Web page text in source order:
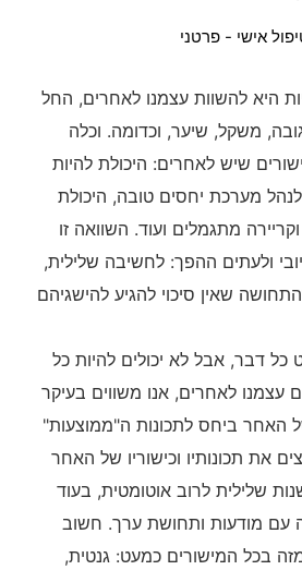
אישי - פרטני
היא להשוות עצמנו לאחרים, החל
משקל, שיער, וכדומה. וכלה
שיש לאחרים: היכולת להיות
לנהל מערכת יחסים טובה, היכולת
מתגמלים ועוד. השוואה זו
ולעתים ההפך: לחשיבה שלילית,
שאין סיכוי להגיע להישגיהם
כל דבר, אבל לא יכולים להיות כל
עצמנו לאחרים, אנו משווים בעיקר
האחר ביחס לתכונות ה"ממוצעות"
את תכונותיו וכישוריו של האחר
שלילית לרוב אוטומטית, בעוד
עם מודעות ותחושת ערך. חשוב
בכל המישורים כמעט: גנטית,